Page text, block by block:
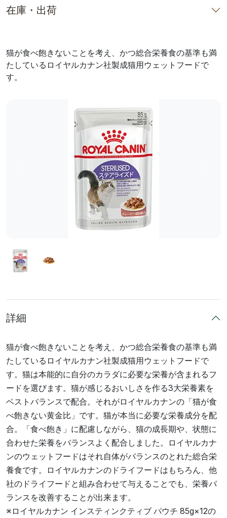
在庫・出荷
猫が食べ飽きないことを考え、かつ総合栄養食の基準も満
たしているロイヤルカナン社製成猫用ウェットフードで
す。
詳細
猫が食べ飽きないことを考え、かつ総合栄養食の基準も満
たしているロイヤルカナン社製成猫用ウェットフードで
す。猫は本能的に自分のカラダに必要な栄養が含まれるフ
ードを選びます。猫が感じるおいしさを作る3大栄養素を
ベストバランスで配合。それがロイヤルカナンの「猫が食
べ飽きない黄金比」です。猫が本当に必要な栄養成分を配
合。「食べ飽き」に配慮しながら、猫の成長期や、状態に
合わせた栄養をバランスよく配合しました。ロイヤルカナ
ンのウェットフードはそれ自体がバランスのとれた総合栄
養食です。ロイヤルカナンのドライフードはもちろん、他
社のドライフードと組み合わせて与えることでも、栄養バ
ランスを改善することが出来ます。
※ロイヤルカナン インスティンクティブ パウチ 85g×12の